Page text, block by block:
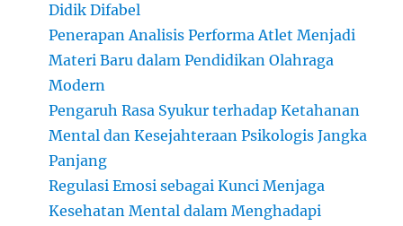
Didik Difabel
Penerapan Analisis Performa Atlet Menjadi
Materi Baru dalam Pendidikan Olahraga
Modern
Pengaruh Rasa Syukur terhadap Ketahanan
Mental dan Kesejahteraan Psikologis Jangka
Panjang
Regulasi Emosi sebagai Kunci Menjaga
Kesehatan Mental dalam Menghadapi